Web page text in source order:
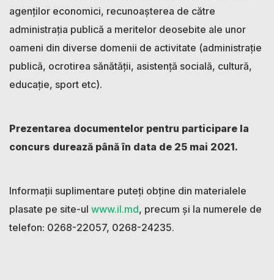
agenţilor economici, recunoaşterea de către
administraţia publică a meritelor deosebite ale unor
oameni din diverse domenii de activitate (administrație
publică, ocrotirea sănătății, asistență socială, cultură,
educație, sport etc).
Prezentarea documentelor pentru participare la
concurs durează până în data de 25 mai 2021.
Informații suplimentare puteți obține din materialele
plasate pe site-ul www.il.md, precum și la numerele de
telefon: 0268-22057, 0268-24235.